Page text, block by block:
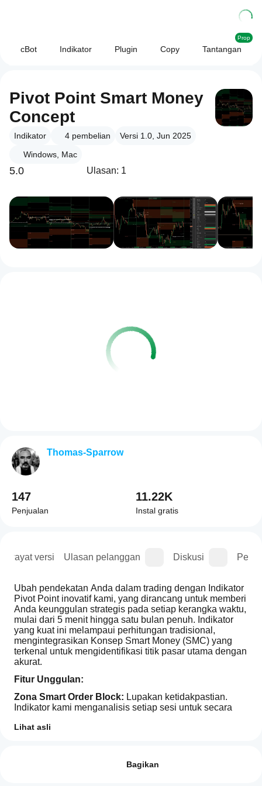
cBot Indikator Plugin Copy Tantangan
Prop
Pivot Point Smart Money
Concept
Indikator 4 pembelian
Versi 1.0, Jun 2025
Windows, Mac
5.0 Ulasan: 1
versi Ulasan pelanggan Diskusi
Ubah pendekatan Anda dalam trading dengan Indikator
Pivot Point inovatif kami, yang dirancang untuk memberi
Anda keunggulan strategis pada setiap kerangka waktu,
mulai dari 5 menit hingga satu bulan penuh. Indikator
yang kuat ini melampaui perhitungan tradisional,
mengintegrasikan Konsep Smart Money (SMC) yang
terkenal untuk mengidentifikasi titik pasar utama dengan
akurat.
Fitur Unggulan:
Zona Smart Order Block: Lupakan ketidakpastian.
Indikator kami menganalisis setiap sesi untuk secara
pada harga tertinggi dan terendah, mengungkapkan di
empat level resistance dan support yang ditentukan (R1-
Lihat asli
Bagikan
Thomas-Sparrow
147
Penjualan
11.22K
Instal gratis